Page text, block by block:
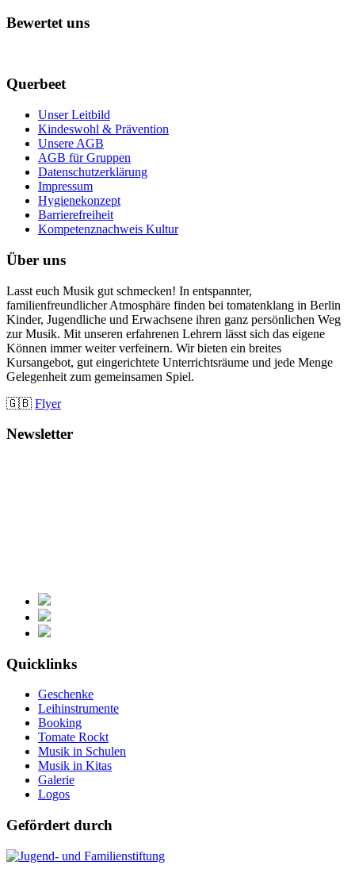
Bewertet uns
Querbeet
Unser Leitbild
Kindeswohl & Prävention
Unsere AGB
AGB für Gruppen
Datenschutzerklärung
Impressum
Hygienekonzept
Barrierefreiheit
Kompetenznachweis Kultur
Über uns
Lasst euch Musik gut schmecken! In entspannter,
familienfreundlicher Atmosphäre finden bei tomatenklang in Berlin
Kinder, Jugendliche und Erwachsene ihren ganz persönlichen Weg
zur Musik. Mit unseren erfahrenen Lehrern lässt sich das eigene
Können immer weiter verfeinern. Wir bieten ein breites
Kursangebot, gut eingerichtete Unterrichtsräume und jede Menge
Gelegenheit zum gemeinsamen Spiel.
🇬🇧 Flyer
Newsletter
Quicklinks
Geschenke
Leihinstrumente
Booking
Tomate Rockt
Musik in Schulen
Musik in Kitas
Galerie
Logos
Gefördert durch